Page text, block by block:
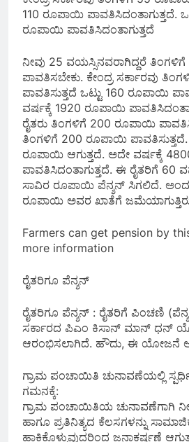
110 ರೂಪಾಯಿ ಪಾವತಿಸಿದಂತಾಗುತ್ತದೆ.
ರೂಪಾಯಿ ಪಾವತಿಸಿದಂತಾಗುತ್ತದೆ
ನೀವು 25 ವಯಸ್ಸಿನವರಾಗಿದ್ದರೆ
ಪಾವತಿಸಬೇಕು. ಕೇಂದ್ರ ಸರ್ಕಾರವು
ಪಾವತಿಸುತ್ತದೆ ಒಟ್ಟು 160 ರೂಪಾಯಿ
ವರ್ಷಕ್ಕೆ 1920 ರೂಪಾಯಿ
ರೈತರು ತಿಂಗಳಿಗೆ 200 ರೂಪಾಯಿ
ತಿಂಗಳಿಗೆ 200 ರೂಪಾಯಿ ಪಾವತಿಸುತ್ತದೆ.
ರೂಪಾಯಿ ಆಗುತ್ತದೆ. ಅದೇ ವರ್ಷಕ್ಕೆ
ಪಾವತಿಸಿದಂತಾಗುತ್ತದೆ. ಈ ರೈತರಿಗೆ 60
ಸಾವಿರ ರೂಪಾಯಿ ಪೆನ್ಶನ್ ಸಿಗಲಿದೆ.
ರೂಪಾಯಿ ಅವರ ಖಾತೆಗೆ
Farmers can get pension by
more information
ರೈತರಿಗೂ ಪೆನ್ಶನ್
ರೈತರಿಗೂ ಪೆನ್ಶನ್ : ರೈತರಿಗೆ ಪಿಂಚಣಿ
ಸರ್ಕಾರದ ಪಿಎಂ ಕಿಸಾನ್ ಮಾನ್ ಧನ್
ಆರಂಭಿಸಲಾಗಿದೆ. ಹೌದು, ಈ ಯೋಜನೆ
ಗ್ರಾಮ ಪಂಚಾಯಿತಿ ಚುನಾವಣೆಯಲ್ಲಿ
ಗಮನಕ್ಕೆ:
ಗ್ರಾಮ ಪಂಚಾಯಿತಿಯ ಚುನಾವಣೆಗಾಗಿ
ಹಾಗೂ ಪ್ರತಿನಿತ್ಯದ ಕೆಲಸಗಳನ್ನು
ಹಾಕಿಕೊಳ್ಳುವುದರಿಂದ ಜನಾಕರ್ಷಣೆ